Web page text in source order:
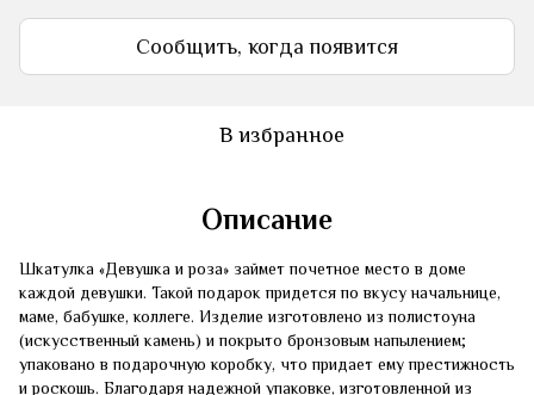
Сообщить, когда появится
В избранное
Описание
Шкатулка «Девушка и роза» займет почетное место в доме
каждой девушки. Такой подарок придется по вкусу начальнице,
маме, бабушке, коллеге. Изделие изготовлено из полистоуна
(искусственный камень) и покрыто бронзовым напылением;
упаковано в подарочную коробку, что придает ему престижность
и роскошь. Благодаря надежной упаковке, изготовленной из